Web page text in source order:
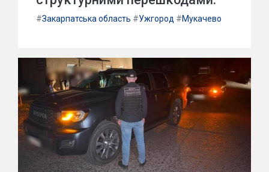
#Закарпатська область #Ужгород #Мукачево